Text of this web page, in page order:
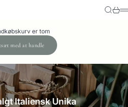
SøgKurv
er tom
med at handle
Italiensk Unika